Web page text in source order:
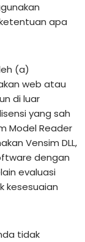
apa
(a)
web atau
di luar
yang sah
Model Reader
Vensim DLL,
dengan
evaluasi
kesesuaian
tidak